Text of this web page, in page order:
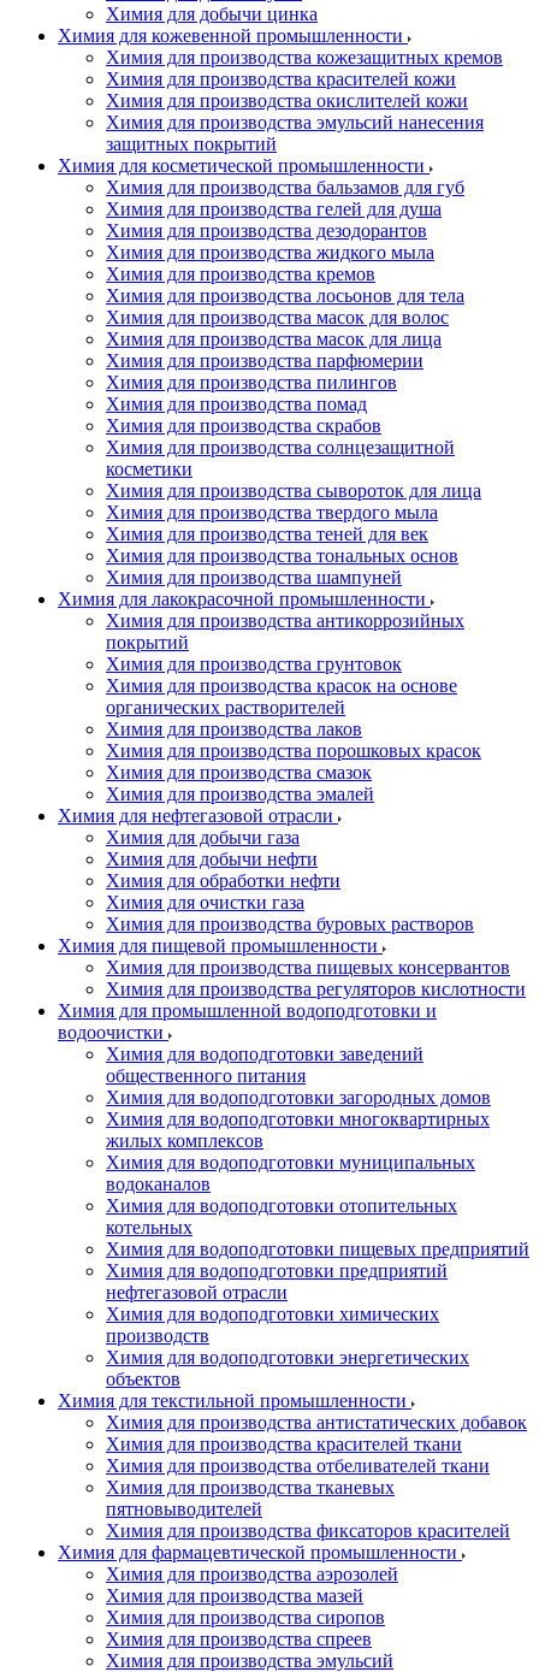
Химия для добычи цинка
Химия для кожевенной промышленности
Химия для производства кожезащитных кремов
Химия для производства красителей кожи
Химия для производства окислителей кожи
Химия для производства эмульсий нанесения
защитных покрытий
Химия для косметической промышленности
Химия для производства бальзамов для губ
Химия для производства гелей для душа
Химия для производства дезодорантов
Химия для производства жидкого мыла
Химия для производства кремов
Химия для производства лосьонов для тела
Химия для производства масок для волос
Химия для производства масок для лица
Химия для производства парфюмерии
Химия для производства пилингов
Химия для производства помад
Химия для производства скрабов
Химия для производства солнцезащитной
косметики
Химия для производства сывороток для лица
Химия для производства твердого мыла
Химия для производства теней для век
Химия для производства тональных основ
Химия для производства шампуней
Химия для лакокрасочной промышленности
Химия для производства антикоррозийных
покрытий
Химия для производства грунтовок
Химия для производства красок на основе
органических растворителей
Химия для производства лаков
Химия для производства порошковых красок
Химия для производства смазок
Химия для производства эмалей
Химия для нефтегазовой отрасли
Химия для добычи газа
Химия для добычи нефти
Химия для обработки нефти
Химия для очистки газа
Химия для производства буровых растворов
Химия для пищевой промышленности
Химия для производства пищевых консервантов
Химия для производства регуляторов кислотности
Химия для промышленной водоподготовки и
водоочистки
Химия для водоподготовки заведений
общественного питания
Химия для водоподготовки загородных домов
Химия для водоподготовки многоквартирных
жилых комплексов
Химия для водоподготовки муниципальных
водоканалов
Химия для водоподготовки отопительных
котельных
Химия для водоподготовки пищевых предприятий
Химия для водоподготовки предприятий
нефтегазовой отрасли
Химия для водоподготовки химических
производств
Химия для водоподготовки энергетических
объектов
Химия для текстильной промышленности
Химия для производства антистатических добавок
Химия для производства красителей ткани
Химия для производства отбеливателей ткани
Химия для производства тканевых
пятновыводителей
Химия для производства фиксаторов красителей
Химия для фармацевтической промышленности
Химия для производства аэрозолей
Химия для производства мазей
Химия для производства сиропов
Химия для производства спреев
Химия для производства эмульсий